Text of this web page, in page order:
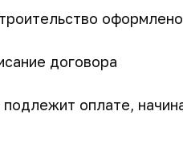
договора
оплате,